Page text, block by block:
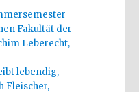
Fakultät der
Leberecht,
lebendig,
Fleischer,